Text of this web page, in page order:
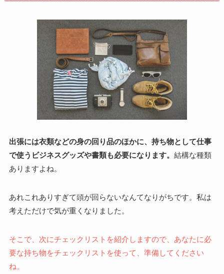
出張には衣類などの身の回り品のほかに、持ち物として仕事
で使うビジネスグッズや書類も必要になります。 結構な種類
ありますよね。
あれこれありすぎて頭が回らないなんてなりがちです。私は
考えただけで気が重くなりました。
そこで、次にチェックリストを紹介しますので、あなたに必
要な持ち物をチェックリストを使って、準備してください
ね。